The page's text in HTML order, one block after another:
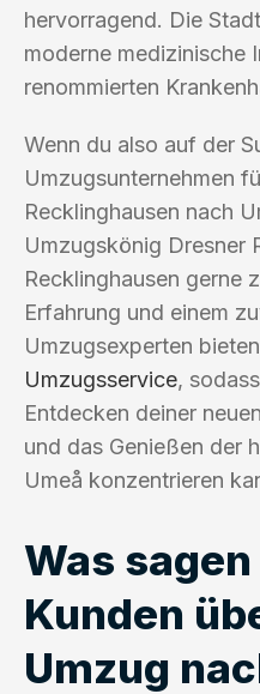
hervorragend. Die
moderne medizinische
renommierten
Wenn du also auf der
Umzugsunternehmen
Recklinghausen nach
Umzugskönig Dresner
Recklinghausen gerne
Erfahrung und einem
Umzugsexperten
Umzugsservice,
Entdecken deiner
und das Genießen der
Umeå konzentrieren
Was
Kunden
Umzug